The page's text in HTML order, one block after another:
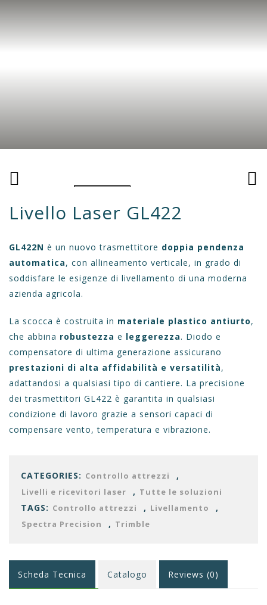
Livello Laser GL422
GL422N è un nuovo trasmettitore doppia pendenza
automatica, con allineamento verticale, in grado di
soddisfare le esigenze di livellamento di una moderna
azienda agricola.
La scocca è costruita in materiale plastico antiurto,
che abbina robustezza e leggerezza. Diodo e
compensatore di ultima generazione assicurano
prestazioni di alta affidabilità e versatilità,
adattandosi a qualsiasi tipo di cantiere. La precisione
dei trasmettitori GL422 è garantita in qualsiasi
condizione di lavoro grazie a sensori capaci di
compensare vento, temperatura e vibrazione.
CATEGORIES: Controllo attrezzi ,
Livelli e ricevitori laser , Tutte le soluzioni
TAGS: Controllo attrezzi , Livellamento ,
Spectra Precision , Trimble
Reviews (0)
Scheda Tecnica Catalogo